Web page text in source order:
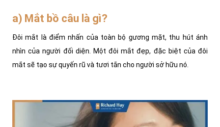
a) Mắt bồ câu là gì?
Đôi mắt là điểm nhấn của toàn bộ gương mặt, thu hút ánh
nhìn của người đối diện. Một đôi mắt đẹp, đặc biệt của đôi
mắt sẽ tạo sự quyến rũ và tươi tắn cho người sở hữu nó.